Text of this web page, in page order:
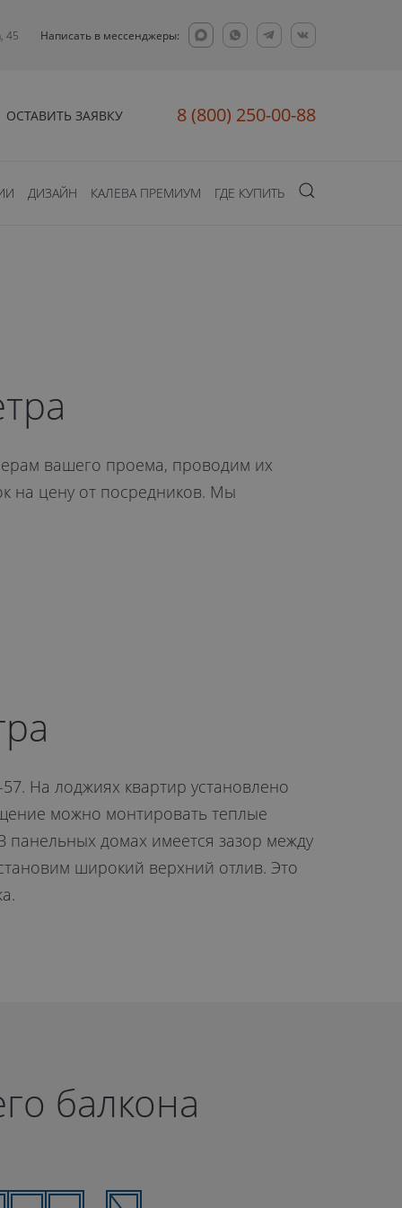
45 Написать в мессенджеры:
ОСТАВИТЬ ЗАЯВКУ 8 (800) 250-00-88
ДИЗАЙН КАЛЕВА ПРЕМИУМ ГДЕ КУПИТЬ
вашего проема, проводим их
на цену от посредников. Мы
На лоджиях квартир установлено
можно монтировать теплые
домах имеется зазор между
широкий верхний отлив. Это
балкона